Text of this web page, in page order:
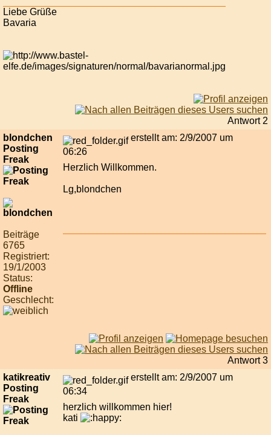
Liebe Grüße
Bavaria
Antwort 2
blondchen
Posting
Freak
Beiträge
6765
Registriert:
19/1/2003
Status:
Offline
Geschlecht:
erstellt am: 2/9/2007 um
06:26
Herzlich Willkommen.
Lg,blondchen
Antwort 3
katikreativ
Posting
Freak
erstellt am: 2/9/2007 um
06:34
herzlich willkommen hier!
kati